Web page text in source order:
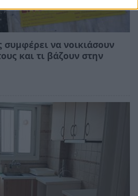
συμφέρει να νοικιάσουν
και τι βάζουν στην